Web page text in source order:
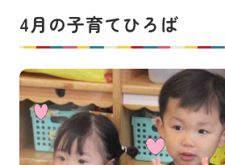
4月の子育てひろば